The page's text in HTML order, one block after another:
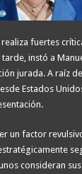
fuertes
instó a
jurada. A raíz
Estados
un factor
consideran